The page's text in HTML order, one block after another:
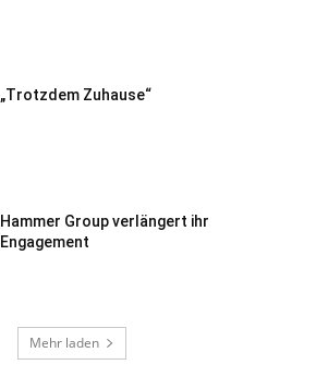
„Trotzdem Zuhause“
Hammer Group verlängert ihr
Engagement
Mehr laden